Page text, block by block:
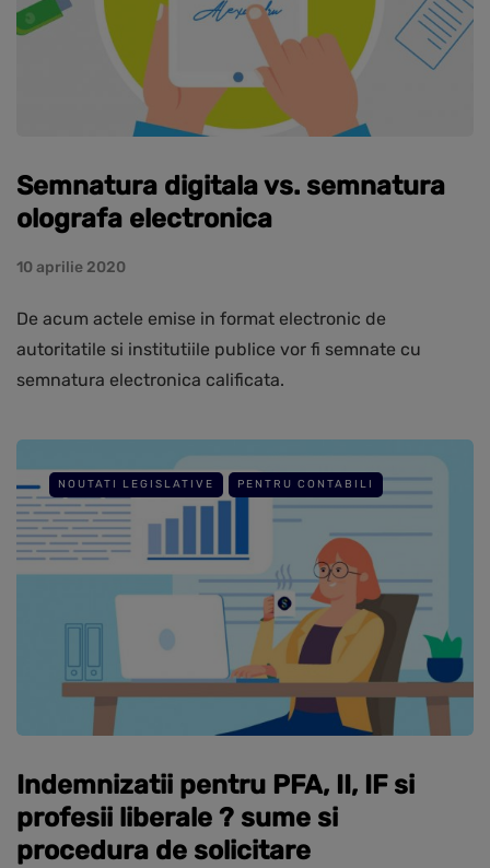
Semnatura digitala vs. semnatura
olografa electronica
10 aprilie 2020
De acum actele emise in format electronic de
autoritatile si institutiile publice vor fi semnate cu
semnatura electronica calificata.
NOUTATI LEGISLATIVE PENTRU CONTABILI
Indemnizatii pentru PFA, II, IF si
profesii liberale ? sume si
procedura de solicitare